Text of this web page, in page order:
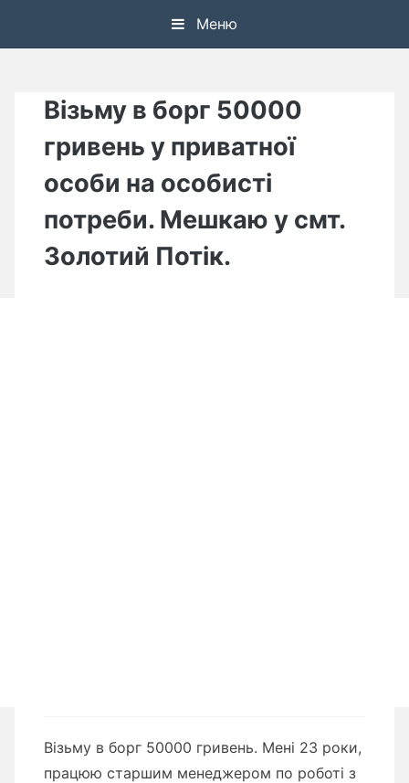
Меню
Візьму в борг 50000
гривень у приватної
особи на особисті
потреби. Мешкаю у смт.
Золотий Потік.
Візьму в борг 50000 гривень. Мені 23 роки,
працюю старшим менеджером по роботі з